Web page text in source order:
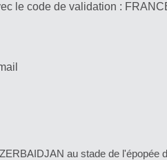
le code de validation :
au stade de l'épopée